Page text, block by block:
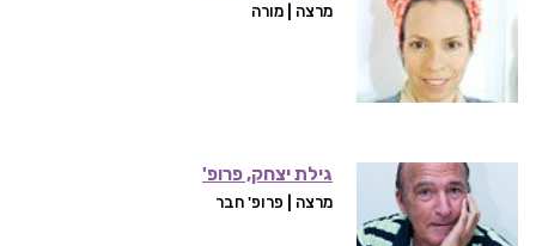
מרצה | מורה
גילת יצחק, פרופ'
מרצה | פרופ' חבר